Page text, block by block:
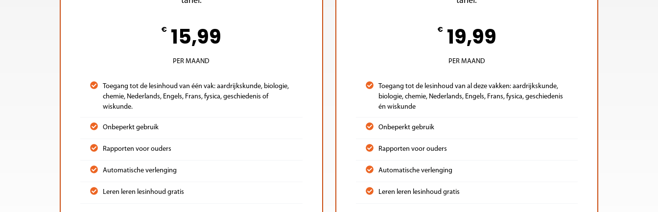
€ 15,99
PER MAAND
Toegang tot de lesinhoud van één vak: aardrijkskunde, biologie,
chemie, Nederlands, Engels, Frans, fysica, geschiedenis of
wiskunde.
Onbeperkt gebruik
Rapporten voor ouders
Automatische verlenging
Leren leren lesinhoud gratis
€ 19,99
PER MAAND
Toegang tot de lesinhoud van al deze vakken: aardrijkskunde,
biologie, chemie, Nederlands, Engels, Frans, fysica, geschiedenis
én wiskunde
Onbeperkt gebruik
Rapporten voor ouders
Automatische verlenging
Leren leren lesinhoud gratis